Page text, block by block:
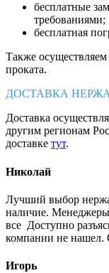
бесплатные
требованиями;
бесплатная
Также
проката.
ДОСТАВКА
Доставка
другим регионам
доставке тут.
Николай
Лучший выбор
наличие.
все Доступно
компании не нашел.
Игорь